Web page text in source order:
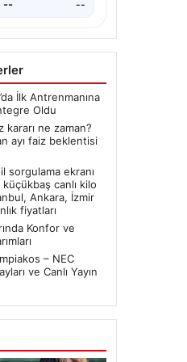
-- --
İlk Antrenmanına
Oldu
kararı ne zaman?
ayı faiz beklentisi
sorgulama ekranı
canlı kilo
Ankara, İzmir
fiyatları
Konfor ve
– NEC
ve Canlı Yayın